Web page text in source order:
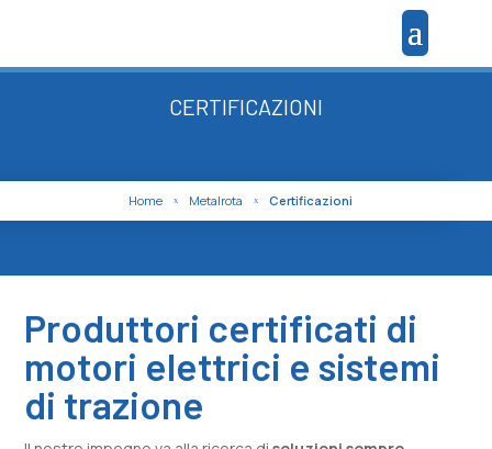
CERTIFICAZIONI
Home X Metalrota X Certificazioni
Produttori certificati di
motori elettrici e sistemi
di trazione